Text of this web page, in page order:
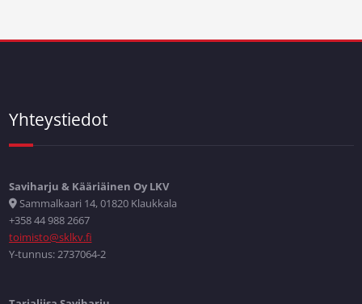
Yhteystiedot
Saviharju & Kääriäinen Oy LKV
Sammalkaari 14, 01820 Klaukkala
+358 44 988 2667
toimisto@sklkv.fi
Y-tunnus: 2737064-2